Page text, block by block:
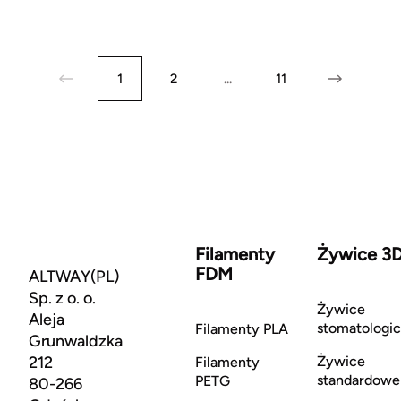
1 2 ... 11
ALTWAY(PL)
Sp. z o. o.
Aleja
Grunwaldzka
212
80-266
Filamenty
FDM
Filamenty PLA
Filamenty
PETG
Żywice
Żywice
Żywice
standardowe